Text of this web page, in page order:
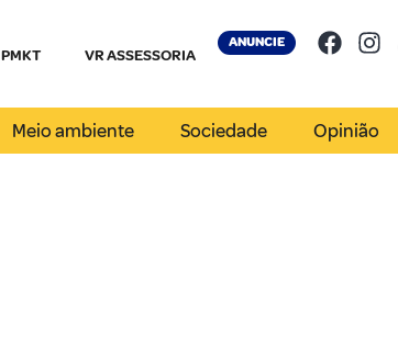
PMKT VR ASSESSORIA
ANUNCIE
Meio ambiente Sociedade Opinião